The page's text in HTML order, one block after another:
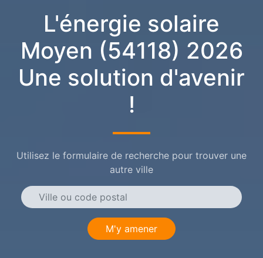
L'énergie solaire
Moyen (54118) 2026
Une solution d'avenir
!
Utilisez le formulaire de recherche pour trouver une
autre ville
M'y amener